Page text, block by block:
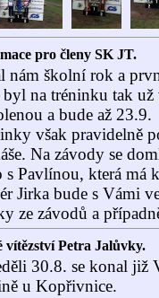
pro členy SK JT.
nám školní rok a
na tréninku tak už
a bude až 23.9.
však pravidelně
Na závody se
s Pavlínou, která má
Jirka bude s Vámi
ze závodů a
vítězství Petra Jalůvky.
30.8. se konal
u Kopřivnice.